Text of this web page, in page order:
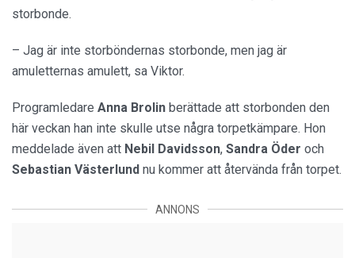
storbonde.
– Jag är inte storböndernas storbonde, men jag är
amuletternas amulett, sa Viktor.
Programledare Anna Brolin berättade att storbonden den
här veckan han inte skulle utse några torpetkämpare. Hon
meddelade även att Nebil Davidsson, Sandra Öder och
Sebastian Västerlund nu kommer att återvända från torpet.
ANNONS